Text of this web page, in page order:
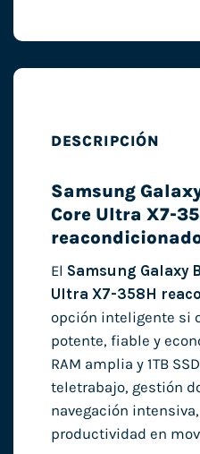
DESCRIPCIÓN
Samsung
Core Ultra X7-
El Samsung Galaxy
Ultra X7-358H
opción inteligente si
potente, fiable y
RAM amplia y 1TB
teletrabajo, gestión
navegación
productividad en